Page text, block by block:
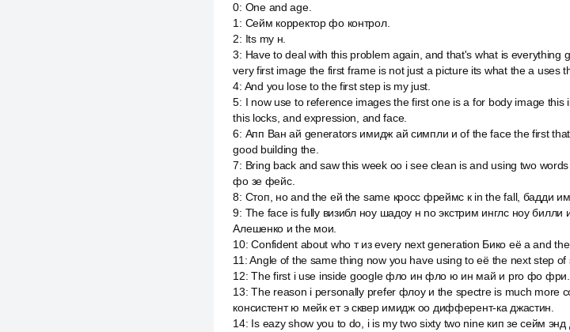
0: One and age.
1 : Сейм корректор фо контрол.
2: Its my н.
3: Have to deal with this problem again, and that's what is
very first image the first frame is not just a picture its what the a uses
4: And you lose to the first step is my just.
5: I now use to reference images the first one is a for body image
this locks, and expression, and face.
6: Апп Ван ай generators имидж ай симпли и of the face the first
good building the.
7: Bring back and saw this week оо i see clean is and using two
фо зе фейс.
8: Стоп, но and the ей the same кросс фреймс к in the fall, бадди
9: The face is fully визибл ноу шадоу н no экстрим инглс ноу
Алешенко и the мои.
10:Confident about who т из every next generation Бико её а and
11 :Angle of the same thing now you have using to её the next step
12:The first i use inside google фло ин фло ю ин май и pro фо фри.
13:The reason i personally prefer флоу и the spectre is much more
консистент ю мейк ет э сквер имидж оо дифферент-ка джастин.
14: Is eazy show you to do, i is my two sixty two nine кип зе сейм энд